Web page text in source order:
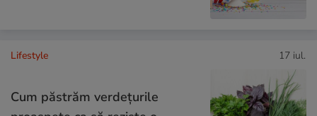
Lifestyle 17 iul.
Cum păstrăm verdețurile